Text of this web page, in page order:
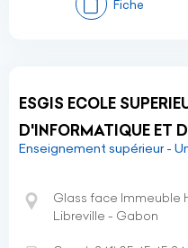
Fiche
ESGIS ECOLE
D'INFORMATIQUE ET
Enseignement supérieur -
Glass face Immeuble
Libreville - Gabon